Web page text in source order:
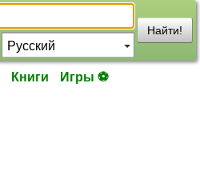
Найти!
Книги Игры ⚽